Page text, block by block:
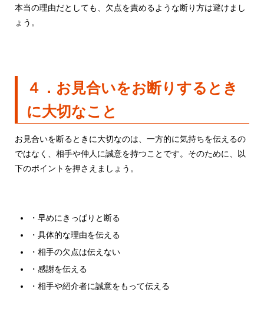
本当の理由だとしても、欠点を責めるような断り方は避けまし
ょう。
４．お見合いをお断りするとき
に大切なこと
お見合いを断るときに大切なのは、一方的に気持ちを伝えるの
ではなく、相手や仲人に誠意を持つことです。そのために、以
下のポイントを押さえましょう。
・早めにきっぱりと断る
・具体的な理由を伝える
・相手の欠点は伝えない
・感謝を伝える
・相手や紹介者に誠意をもって伝える